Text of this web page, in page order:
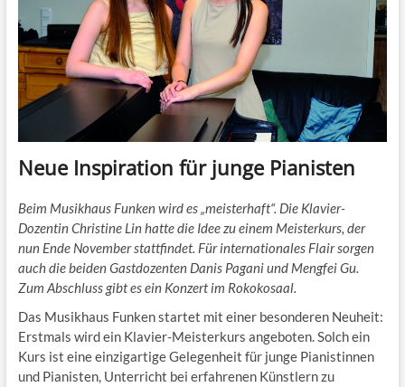
Neue Inspiration für junge Pianisten
Beim Musikhaus Funken wird es „meisterhaft“. Die Klavier-
Dozentin Christine Lin hatte die Idee zu einem Meisterkurs, der
nun Ende November stattfindet. Für internationales Flair sorgen
auch die beiden Gastdozenten Danis Pagani und Mengfei Gu.
Zum Abschluss gibt es ein Konzert im Rokokosaal.
Das Musikhaus Funken startet mit einer besonderen Neuheit:
Erstmals wird ein Klavier-Meisterkurs angeboten. Solch ein
Kurs ist eine einzigartige Gelegenheit für junge Pianistinnen
und Pianisten, Unterricht bei erfahrenen Künstlern zu